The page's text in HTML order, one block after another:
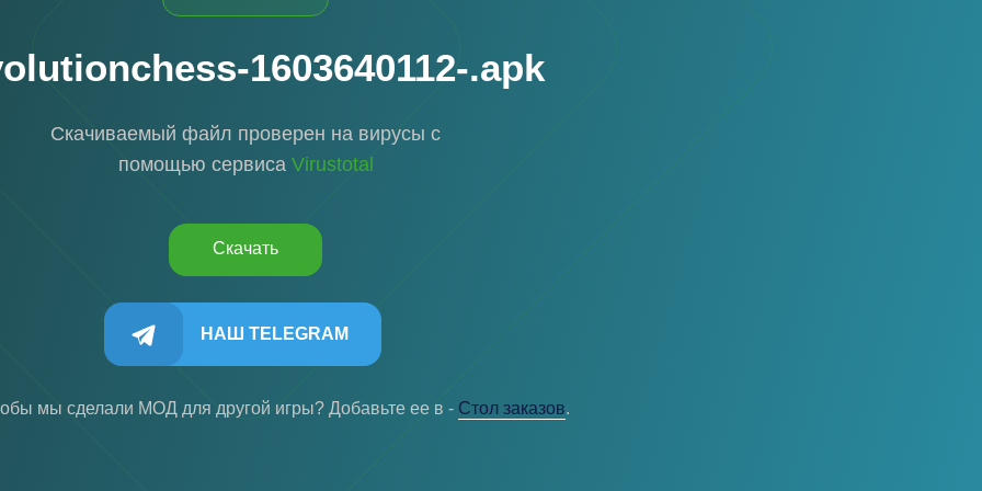
1603640112-.apk
Скачиваемый файл проверен на вирусы с
помощью сервиса Virustotal
Скачать
НАШ TELEGRAM
мы сделали МОД для другой игры? Добавьте ее в - Cтол заказов.